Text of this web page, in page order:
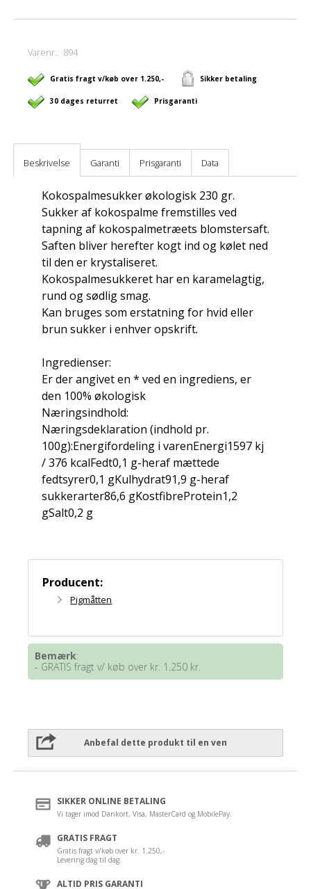
Varenr.: 894
Gratis fragt v/køb over 1.250,- Sikker betaling
30 dages returret Prisgaranti
Beskrivelse Garanti Prisgaranti Data
Kokospalmesukker økologisk 230 gr.
Sukker af kokospalme fremstilles ved
tapning af kokospalmetræets blomstersaft.
Saften bliver herefter kogt ind og kølet ned
til den er krystaliseret.
Kokospalmesukkeret har en karamelagtig,
rund og sødlig smag.
Kan bruges som erstatning for hvid eller
brun sukker i enhver opskrift.
Ingredienser:
Er der angivet en * ved en ingrediens, er
den 100% økologisk
Næringsindhold:
Næringsdeklaration (indhold pr.
100g):Energifordeling i varenEnergi1597 kj
/ 376 kcalFedt0,1 g-heraf mættede
fedtsyrer0,1 gKulhydrat91,9 g-heraf
sukkerarter86,6 gKostfibreProtein1,2
gSalt0,2 g
Producent:
Pigmåtten
Bemærk:
- GRATIS fragt v/ køb over kr. 1.250 kr.
Anbefal dette produkt til en ven
SIKKER ONLINE BETALING
Vi tager imod Dankort, Visa, MasterCard og MobilePay.
GRATIS FRAGT
Gratis fragt v/køb over kr. 1.250,-
Levering dag til dag.
ALTID PRIS GARANTI